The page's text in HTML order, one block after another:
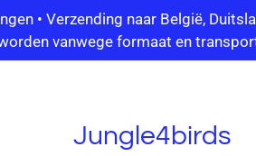
• Verzending naar België,
vanwege formaat en
Jungle4birds